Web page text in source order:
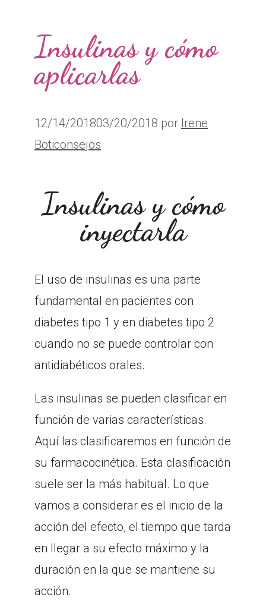
Insulinas y cómo
aplicarlas
12/14/201803/20/2018 por Irene
Boticonsejos
Insulinas y cómo
inyectarla
El uso de insulinas es una parte
fundamental en pacientes con
diabetes tipo 1 y en diabetes tipo 2
cuando no se puede controlar con
antidiabéticos orales.
Las insulinas se pueden clasificar en
función de varias características.
Aquí las clasificaremos en función de
su farmacocinética. Esta clasificación
suele ser la más habitual. Lo que
vamos a considerar es el inicio de la
acción del efecto, el tiempo que tarda
en llegar a su efecto máximo y la
duración en la que se mantiene su
acción.